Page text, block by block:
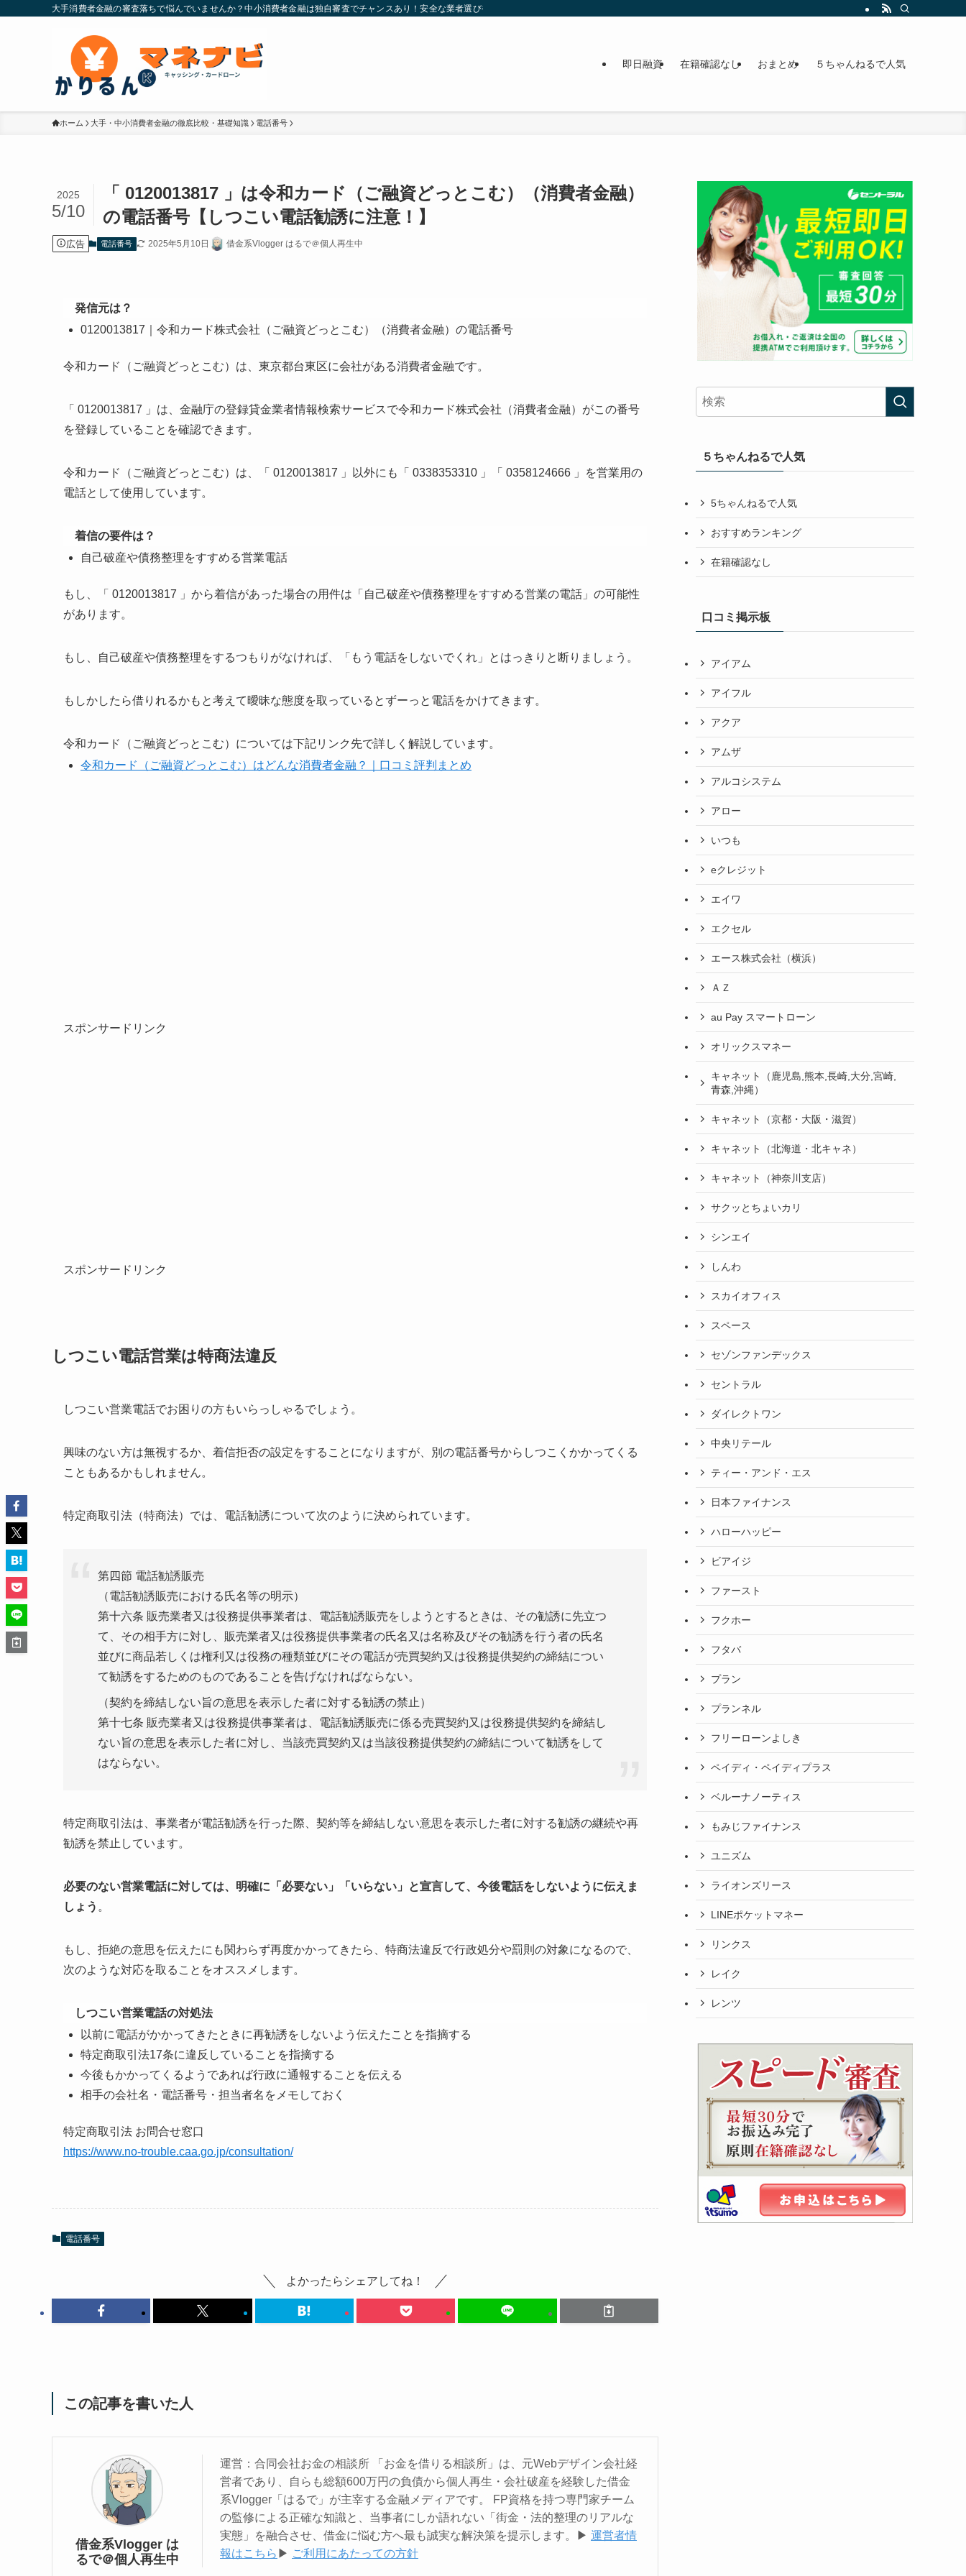
大手消費者金融の審査落ちで悩んでいませんか？中小消費者金融は独自審査でチャンスあり！安全な業者選びや審査通過のポイント、在籍確認なしの方法まで徹底解説。あなたに最適な解決策が見つかる！【FP監修】
即日融資 在籍確認なし おまとめ ５ちゃんねるで人気
ホーム 大手・中小消費者金融の徹底比較・基礎知識 電話番号
「 0120013817 」は令和カード（ご融資どっとこむ）（消費者金融）
の電話番号【しつこい電話勧誘に注意！】
2025
5/10
広告 電話番号 2025年5月10日 借金系Vlogger はるで＠個人再生中
発信元は？
0120013817｜令和カード株式会社（ご融資どっとこむ）（消費者金融）の電話番号
令和カード（ご融資どっとこむ）は、東京都台東区に会社がある消費者金融です。
「 0120013817 」は、金融庁の登録貸金業者情報検索サービスで令和カード株式会社（消費者金融）がこの番号
を登録していることを確認できます。
令和カード（ご融資どっとこむ）は、「 0120013817 」以外にも「 0338353310 」「 0358124666 」を営業用の
電話として使用しています。
着信の要件は？
自己破産や債務整理をすすめる営業電話
もし、「 0120013817 」から着信があった場合の用件は「 自己破産や債務整理をすすめる営業の電話 」の可能性
があります。
もし、自己破産や債務整理をするつもりがなければ、「もう電話をしないでくれ」とはっきりと断りましょう。
もしかしたら借りれるかもと考えて曖昧な態度を取っているとずーっと電話をかけてきます。
令和カード（ご融資どっとこむ）については下記リンク先で詳しく解説しています。
令和カード（ご融資どっとこむ）はどんな消費者金融？｜口コミ評判まとめ
スポンサードリンク
スポンサードリンク
しつこい電話営業は特商法違反
しつこい営業電話でお困りの方もいらっしゃるでしょう。
興味のない方は無視するか、着信拒否の設定をすることになりますが、別の電話番号からしつこくかかってくる
こともあるかもしれません。
特定商取引法（特商法）では、電話勧誘について次のように決められています。
第四節 電話勧誘販売
（電話勧誘販売における氏名等の明示）
第十六条 販売業者又は役務提供事業者は、電話勧誘販売をしようとするときは、その勧誘に先立つ
て、その相手方に対し、販売業者又は役務提供事業者の氏名又は名称及びその勧誘を行う者の氏名
並びに商品若しくは権利又は役務の種類並びにその電話が売買契約又は役務提供契約の締結につい
て勧誘をするためのものであることを告げなければならない。
（契約を締結しない旨の意思を表示した者に対する勧誘の禁止）
第十七条 販売業者又は役務提供事業者は、電話勧誘販売に係る売買契約又は役務提供契約を締結し
ない旨の意思を表示した者に対し、当該売買契約又は当該役務提供契約の締結について勧誘をして
はならない。
特定商取引法は、事業者が電話勧誘を行った際、契約等を締結しない意思を表示した者に対する勧誘の継続や再
勧誘を禁止しています。
必要のない営業電話に対しては、明確に「必要ない」「いらない」と宣言して、今後電話をしないように伝えま
しょう 。
もし、拒絶の意思を伝えたにも関わらず再度かかってきたら、特商法違反で行政処分や罰則の対象になるので、
次のような対応を取ることをオススメします。
しつこい営業電話の対処法
以前に電話がかかってきたときに再勧誘をしないよう伝えたことを指摘する
特定商取引法17条に違反していることを指摘する
今後もかかってくるようであれば行政に通報することを伝える
相手の会社名・電話番号・担当者名をメモしておく
特定商取引法 お問合せ窓口
https://www.no-trouble.caa.go.jp/consultation/
電話番号
よかったらシェアしてね！
この記事を書いた人
借金系Vlogger は
るで＠個人再生中
運営：合同会社お金の相談所 「お金を借りる相談所」は、元Webデザイン会社経
営者であり、自らも総額600万円の負債から個人再生・会社破産を経験した借金
系Vlogger「はるで」が主宰する金融メディアです。 FP資格を持つ専門家チーム
の監修による正確な知識と、当事者にしか語れない「街金・法的整理のリアルな
実態」を融合させ、借金に悩む方へ最も誠実な解決策を提示します。▶︎ 運営者情
報はこちら ▶︎ ご利用にあたっての方針
５ちゃんねるで人気
5ちゃんねるで人気
おすすめランキング
在籍確認なし
口コミ掲示板
アイアム
アイフル
アクア
アムザ
アルコシステム
アロー
いつも
eクレジット
エイワ
エクセル
エース株式会社（横浜）
ＡＺ
au Pay スマートローン
オリックスマネー
キャネット（鹿児島,熊本,長崎,大分,宮崎,
青森,沖縄）
キャネット（京都・大阪・滋賀）
キャネット（北海道・北キャネ）
キャネット（神奈川支店）
サクッとちょいカリ
シンエイ
しんわ
スカイオフィス
スペース
セゾンファンデックス
セントラル
ダイレクトワン
中央リテール
ティー・アンド・エス
日本ファイナンス
ハローハッピー
ビアイジ
ファースト
フクホー
フタバ
プラン
プランネル
フリーローンよしき
ペイディ・ペイディプラス
ベルーナノーティス
もみじファイナンス
ユニズム
ライオンズリース
LINEポケットマネー
リンクス
レイク
レンツ